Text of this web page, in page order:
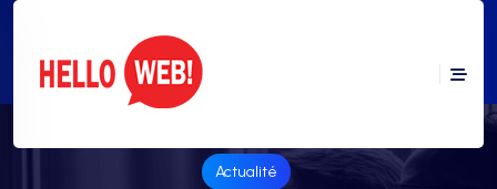
Actualité